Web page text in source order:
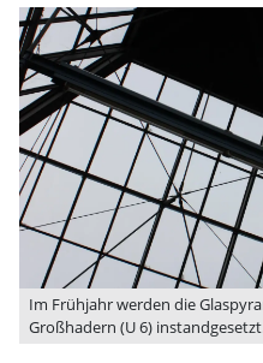
Im Frühjahr werden die
Großhadern (U 6)